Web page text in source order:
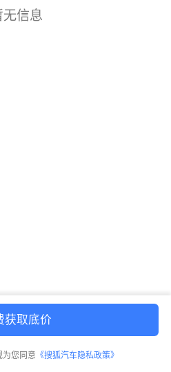
无信息
获取底价
为您同意 《搜狐汽车隐私政策》